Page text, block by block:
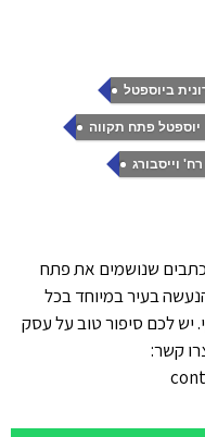
ביוספטל ,
יוספטל פתח תקווה ,
רח' וייסבורג
שנושמים את פתח
בעיר במיוחד בכל
יש לכם סיפור טוב על עסק
קשר: